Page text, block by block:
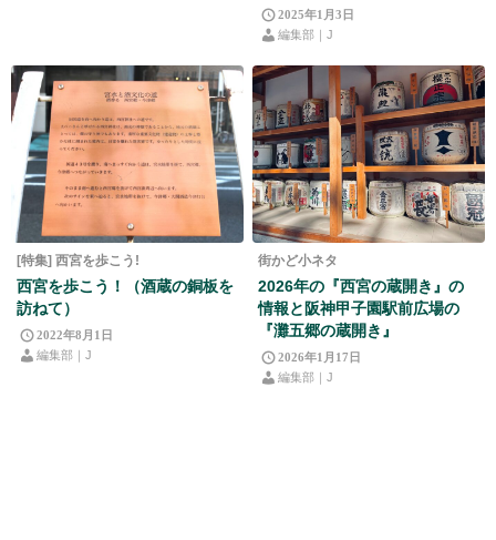
2025年1月3日
編集部｜J
[特集] 西宮を歩こう!
西宮を歩こう！（酒蔵の銅板を
訪ねて）
2022年8月1日
編集部｜J
街かど小ネタ
2026年の『西宮の蔵開き』の
情報と阪神甲子園駅前広場の
『灘五郷の蔵開き』
2026年1月17日
編集部｜J